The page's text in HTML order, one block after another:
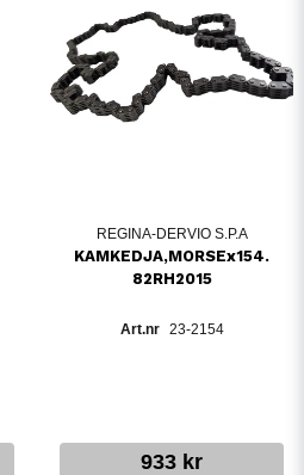
REGINA-DERVIO S.P.A
KAMKEDJA,MORSEx154.
82RH2015
23-2154
933 kr